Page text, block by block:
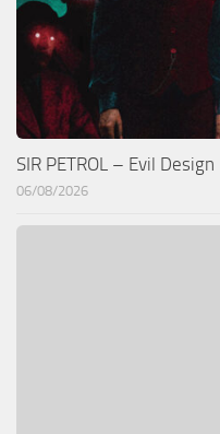
SIR PETROL – Evil Design
06/08/2026